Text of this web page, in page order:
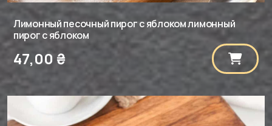
Лимонный песочный пирог с яблоком лимонный
пирог с яблоком
47,00 ₴